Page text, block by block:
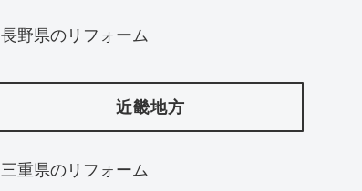
長野県のリフォーム
近畿地方
三重県のリフォーム